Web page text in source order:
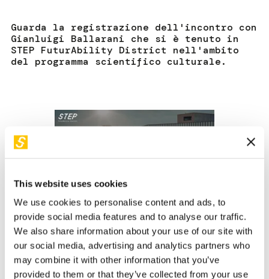
This website uses cookies
We use cookies to personalise content and ads, to
provide social media features and to analyse our traffic.
We also share information about your use of our site with
our social media, advertising and analytics partners who
may combine it with other information that you’ve
provided to them or that they’ve collected from your use
Guarda la registrazione dell'incontro con
Gianluigi Ballarani che si è tenuto in
STEP FuturAbility District nell'ambito
del programma scientifico culturale.
Cos’è veramente il Metaverso? Lo scopriamo insieme con
esempi e possibili scenari, affrontando le opportunità e le